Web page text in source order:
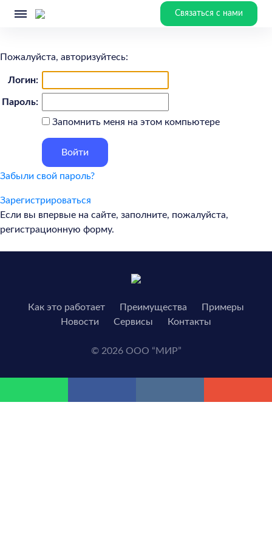
Связаться с нами
Пожалуйста, авторизуйтесь:
Логин:
Пароль:
Запомнить меня на этом компьютере
Забыли свой пароль?
Зарегистрироваться
Если вы впервые на сайте, заполните, пожалуйста,
регистрационную форму.
Как это работает Преимущества
Примеры
Новости
Сервисы Контакты
© 2026 ООО “МИР”